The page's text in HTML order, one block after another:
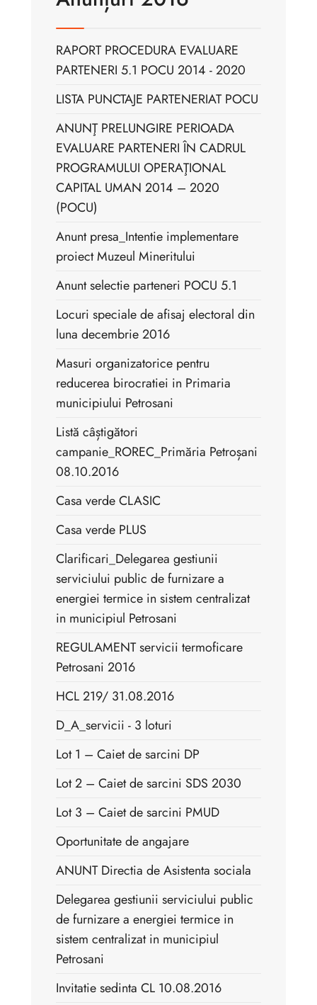
RAPORT PROCEDURA EVALUARE
PARTENERI 5.1 POCU 2014 - 2020
LISTA PUNCTAJE PARTENERIAT POCU
ANUNŢ PRELUNGIRE PERIOADA
EVALUARE PARTENERI ÎN CADRUL
PROGRAMULUI OPERAŢIONAL
CAPITAL UMAN 2014 – 2020
(POCU)
Anunt presa_Intentie implementare
proiect Muzeul Mineritului
Anunt selectie parteneri POCU 5.1
Locuri speciale de afisaj electoral din
luna decembrie 2016
Masuri organizatorice pentru
reducerea birocratiei in Primaria
municipiului Petrosani
Listă câștigători
campanie_ROREC_Primăria Petroșani
08.10.2016
Casa verde CLASIC
Casa verde PLUS
Clarificari_Delegarea gestiunii
serviciului public de furnizare a
energiei termice in sistem centralizat
in municipiul Petrosani
REGULAMENT servicii termoficare
Petrosani 2016
HCL 219/ 31.08.2016
D_A_servicii - 3 loturi
Lot 1 – Caiet de sarcini DP
Lot 2 – Caiet de sarcini SDS 2030
Lot 3 – Caiet de sarcini PMUD
Oportunitate de angajare
ANUNT Directia de Asistenta sociala
Delegarea gestiunii serviciului public
de furnizare a energiei termice in
sistem centralizat in municipiul
Petrosani
Invitatie sedinta CL 10.08.2016